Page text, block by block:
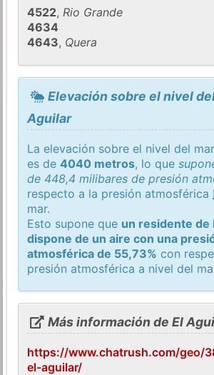
4522,Rio Grande
4634
4643, Quera
Elevación sobre el nivel
Aguilar
La elevación sobre el nivel del
es de4040 metros, lo que
de 448,4 milibares de presión
respecto a la presión atmosférica
mar.
Esto supone que un residente de
dispone de un aire con una
atmosférica de 55,73% con
presión atmosférica a nivel del
Más información de El
https://www.chatrush.com/geo/
el-aguilar/